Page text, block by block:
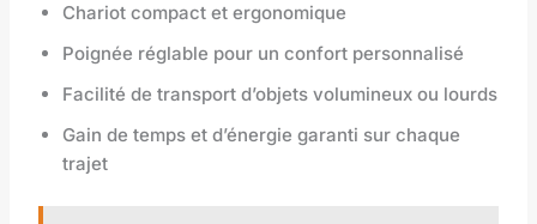
Chariot compact et ergonomique
Poignée réglable pour un confort personnalisé
Facilité de transport d’objets volumineux ou lourds
Gain de temps et d’énergie garanti sur chaque
trajet